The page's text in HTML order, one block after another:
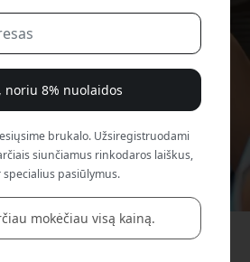
noriu 8% nuolaidos
brukalo. Užsiregistruodami
siunčiamus rinkodaros laiškus,
pasiūlymus.
mokėčiau visą kainą.